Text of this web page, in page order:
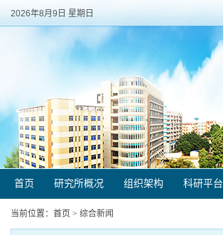
2026年8月9日 星期日
首页 研究所概况 组织架构 科研平台
当前位置： 首页 > 综合新闻